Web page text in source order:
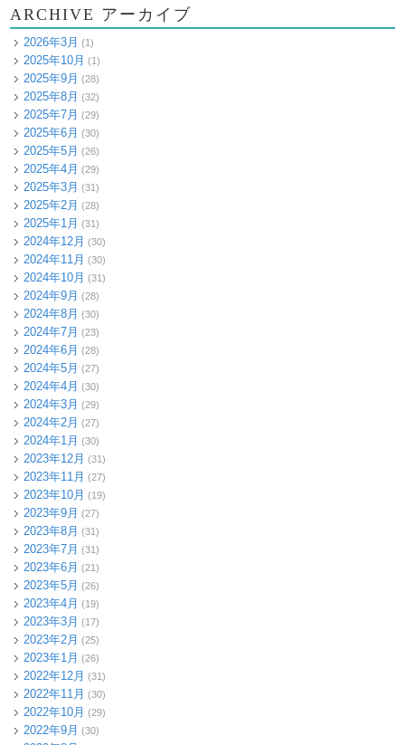
ARCHIVE アーカイブ
2026年3月 (1)
2025年10月 (1)
2025年9月 (28)
2025年8月 (32)
2025年7月 (29)
2025年6月 (30)
2025年5月 (26)
2025年4月 (29)
2025年3月 (31)
2025年2月 (28)
2025年1月 (31)
2024年12月 (30)
2024年11月 (30)
2024年10月 (31)
2024年9月 (28)
2024年8月 (30)
2024年7月 (23)
2024年6月 (28)
2024年5月 (27)
2024年4月 (30)
2024年3月 (29)
2024年2月 (27)
2024年1月 (30)
2023年12月 (31)
2023年11月 (27)
2023年10月 (19)
2023年9月 (27)
2023年8月 (31)
2023年7月 (31)
2023年6月 (21)
2023年5月 (26)
2023年4月 (19)
2023年3月 (17)
2023年2月 (25)
2023年1月 (26)
2022年12月 (31)
2022年11月 (30)
2022年10月 (29)
2022年9月 (30)